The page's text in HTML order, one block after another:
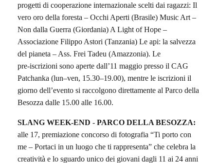
progetti di cooperazione internazionale scelti dai ragazzi: Il
vero oro della foresta – Occhi Aperti (Brasile) Music Art –
Non dalla Guerra (Giordania) A Light of Hope –
Associazione Filippo Astori (Tanzania) Le api: la salvezza
del pianeta – Ass. Frei Tadeu (Amazzonia). Le
pre‑iscrizioni sono aperte dall’11 maggio presso il CAG
Patchanka (lun–ven, 15.30–19.00), mentre le iscrizioni il
giorno dell’evento si raccolgono direttamente al Parco della
Besozza dalle 15.00 alle 16.00.
SLANG WEEK-END - PARCO DELLA BESOZZA:
alle 17, premiazione concorso di fotografia “Ti porto con
me – Portaci in un luogo che ti rappresenta” che celebra la
creatività e lo sguardo unico dei giovani dagli 11 ai 24 anni